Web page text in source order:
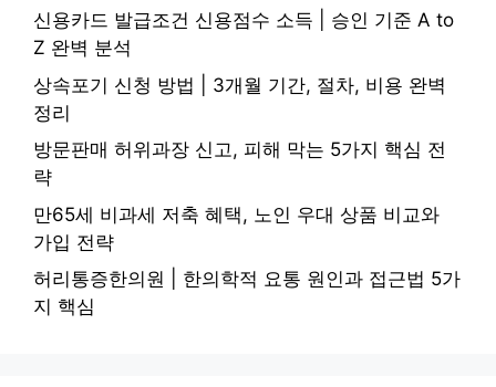
신용카드 발급조건 신용점수 소득 | 승인 기준 A to
Z 완벽 분석
상속포기 신청 방법 | 3개월 기간, 절차, 비용 완벽
정리
방문판매 허위과장 신고, 피해 막는 5가지 핵심 전
략
만65세 비과세 저축 혜택, 노인 우대 상품 비교와
가입 전략
허리통증한의원 | 한의학적 요통 원인과 접근법 5가
지 핵심